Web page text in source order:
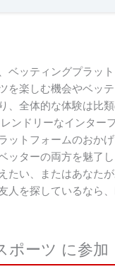
ベッティングプラッ
を楽しむ機会やベッ
、全体的な体験は比
ンドリーなインター
ットフォームのおか
ッターの両方を魅了
たい、またはあなた
人を探しているなら
ポーツ に参加